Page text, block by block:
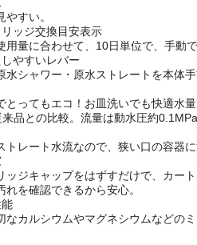
やすい。
ッジ交換目安表示
用量に合わせて、10日単位で、手動
やすいレバー
水シャワー・原水ストレートを本体
とってもエコ！お皿洗いでも快適水
品との比較。流量は動水圧約0.1MPa
トレート水流なので、狭い口の容器に
ッジキャップをはずすだけで、カー
れを確認できるから安心。